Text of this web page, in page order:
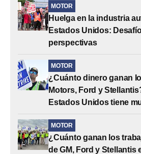
MOTOR
Huelga en la industria
Estados Unidos:
perspectivas
MOTOR
¿Cuánto dinero ganan
Motors, Ford y
Estados Unidos tiene
MOTOR
¿Cuánto ganan los
de GM, Ford y Stellantis